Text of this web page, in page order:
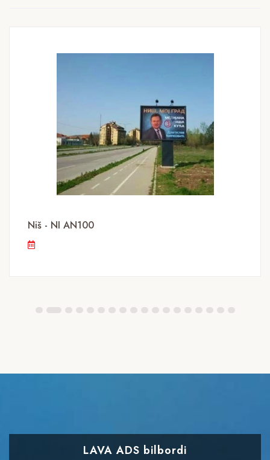
Niš - NI AN100
LAVA ADS bilbordi